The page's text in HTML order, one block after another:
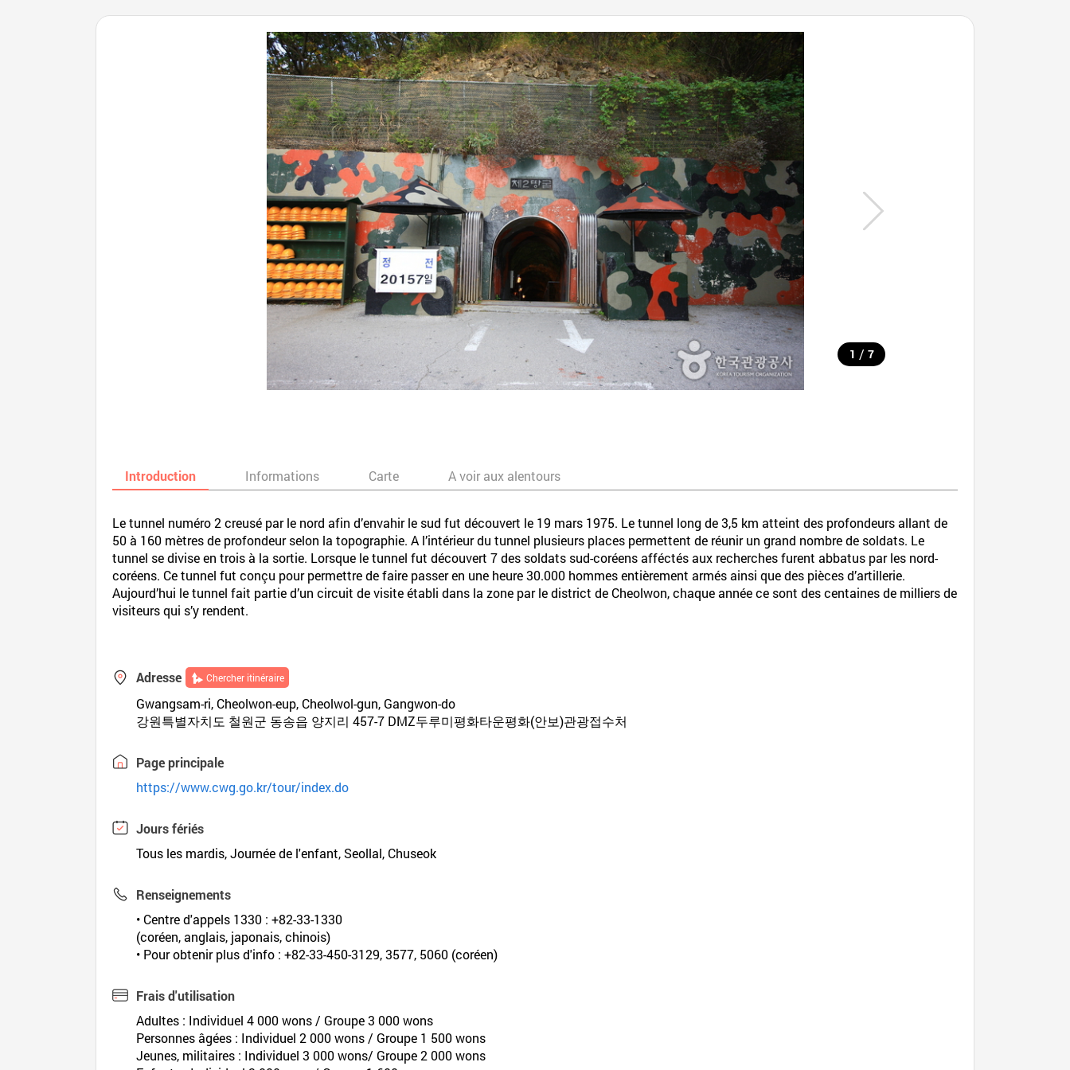
1 / 7
Introduction Informations Carte A voir aux alentours
Le tunnel numéro 2 creusé par le nord afin d’envahir le sud fut découvert le 19 mars 1975. Le tunnel long de 3,5 km atteint des profondeurs allant de
50 à 160 mètres de profondeur selon la topographie. A l’intérieur du tunnel plusieurs places permettent de réunir un grand nombre de soldats. Le
tunnel se divise en trois à la sortie. Lorsque le tunnel fut découvert 7 des soldats sud-coréens afféctés aux recherches furent abbatus par les nord-
coréens. Ce tunnel fut conçu pour permettre de faire passer en une heure 30.000 hommes entièrement armés ainsi que des pièces d’artillerie.
Aujourd’hui le tunnel fait partie d’un circuit de visite établi dans la zone par le district de Cheolwon, chaque année ce sont des centaines de milliers de
visiteurs qui s’y rendent.
Adresse Chercher itinéraire
Gwangsam-ri, Cheolwon-eup, Cheolwol-gun, Gangwon-do
강원특별자치도 철원군 동송읍 양지리 457-7 DMZ두루미평화타운평화(안보)관광접수처
Page principale
https://www.cwg.go.kr/tour/index.do
Jours fériés
Tous les mardis, Journée de l'enfant, Seollal, Chuseok
Renseignements
• Centre d'appels 1330 : +82-33-1330
(coréen, anglais, japonais, chinois)
• Pour obtenir plus d'info : +82-33-450-3129, 3577, 5060 (coréen)
Frais d'utilisation
Adultes : Individuel 4 000 wons / Groupe 3 000 wons
Personnes âgées : Individuel 2 000 wons / Groupe 1 500 wons
Jeunes, militaires : Individuel 3 000 wons/ Groupe 2 000 wons